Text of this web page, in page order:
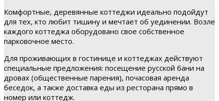
Комфортные, деревянные коттеджи идеально подойдут
для тех, кто любит тишину и мечтает об уединении. Возле
каждого коттеджа оборудовано свое собственное
парковочное место.
Для проживающих в гостинице и коттеджах действуют
специальные предложения: посещение русской бани на
дровах (общественные парения), почасовая аренда
беседок, а также доставка еды из ресторана прямо в
номер или коттедж.